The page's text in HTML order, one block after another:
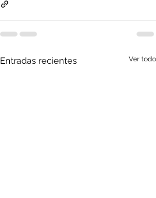
Entradas recientes Ver todo